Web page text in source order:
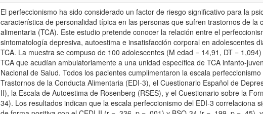
El perfeccionismo ha sido considerado un factor de riesgo significativo para la
característica de personalidad típica en las personas que sufren trastornos de la
alimentaria (TCA). Este estudio pretende conocer la relación entre el
sintomatología depresiva, autoestima e insatisfacción corporal en adolescentes
TCA. La muestra se compuso de 100 adolescentes (M edad = 14,91, DT =
TCA que acudían ambulatoriamente a una unidad específica de TCA infanto-
Nacional de Salud. Todos los pacientes cumplimentaron la escala
Trastornos de la Conducta Alimentaria (EDI-3), el Cuestionario Español de
II), la Escala de Autoestima de Rosenberg (RSES), y el Cuestionario sobre la
34). Los resultados indican que la escala perfeccionismo del EDI-3 correlaciona